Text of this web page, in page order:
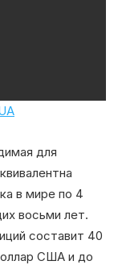
для
в мире по 4
восьми лет.
составит 40
США и до